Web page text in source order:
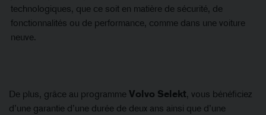
technologiques, que ce soit en matière de sécurité, de
fonctionnalités ou de performance, comme dans une voiture
neuve.
De plus, grâce au programme Volvo Selekt, vous bénéficiez
d’une garantie d’une durée de deux ans ainsi que d’une